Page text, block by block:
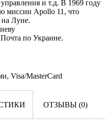
и т.д. В 1969 году
миссии Apollo 11, что
на Луне.
по Украине.
Visa/MasterCard
ОТЗЫВЫ (0)